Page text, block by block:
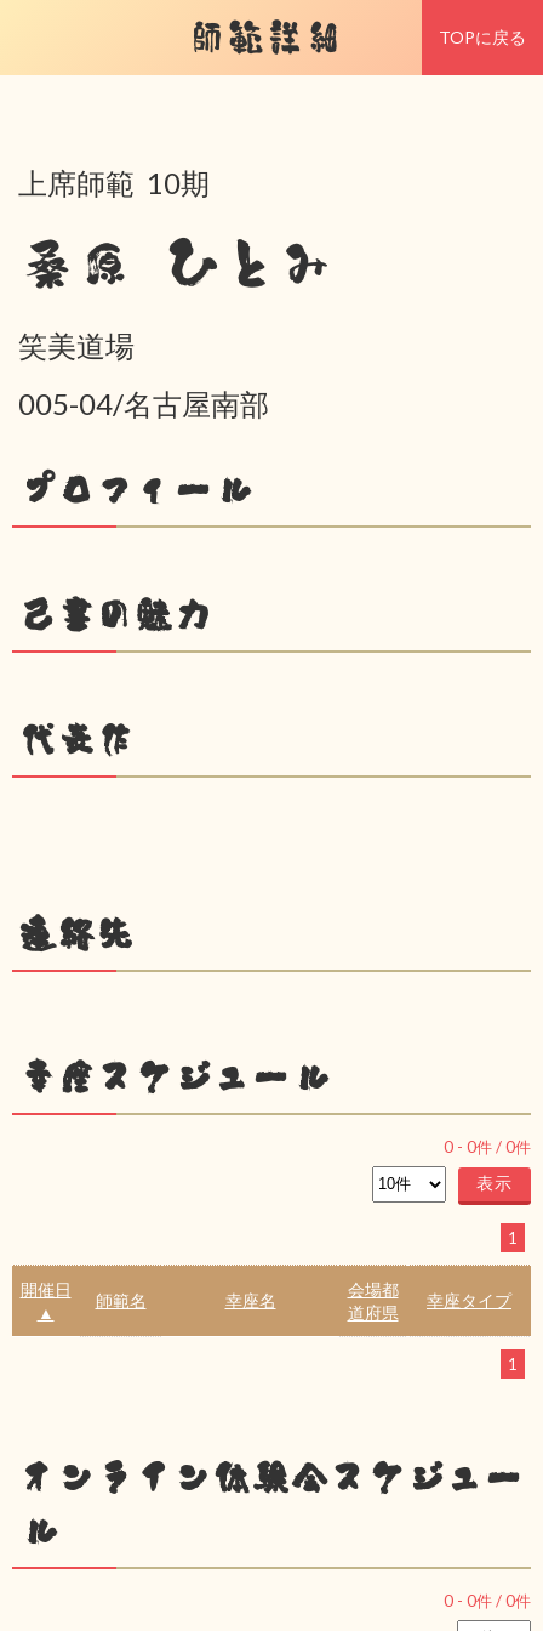
師範詳細 TOPに戻る
上席師範 10期
桑原 ひとみ
笑美道場
005-04/名古屋南部
プロフィール
己書の魅力
代表作
連絡先
幸座スケジュール
0 - 0件 /0件
1
開催日
▲
師範名 幸座名
会場都
道府県
幸座タイプ
1
オンライン体験会スケジュー
ル
0 - 0件 /0件